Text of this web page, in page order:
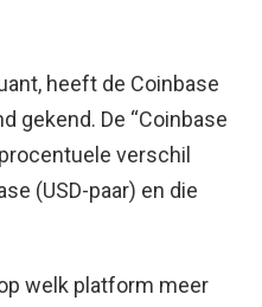
heeft de Coinbase
gekend. De “Coinbase
verschil
(USD-paar) en die
welk platform meer